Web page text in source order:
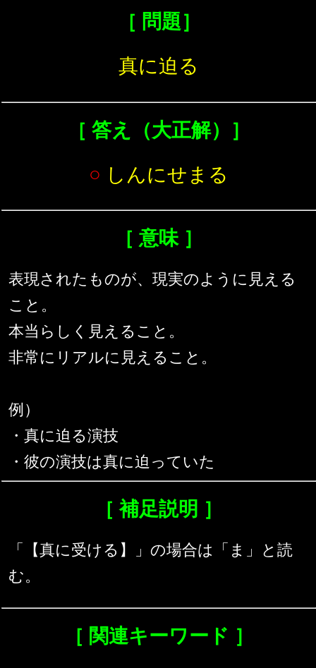
［ 問題］
真に迫る
［ 答え（大正解）］
○ しんにせまる
［ 意味 ］
表現されたものが、現実のように見える
こと。
本当らしく見えること。
非常にリアルに見えること。
例）
・真に迫る演技
・彼の演技は真に迫っていた
［ 補足説明 ］
「【真に受ける】」の場合は「ま」と読
む。
［ 関連キーワード ］